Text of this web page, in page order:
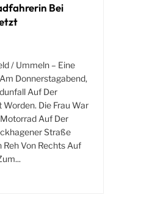
Bei
/ Ummeln – Eine
Donnerstagabend,
Auf Der
Die Frau War
Auf Der
Straße
Reh Von Rechts Auf